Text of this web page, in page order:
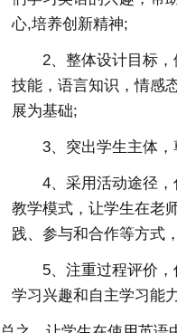
心,培养创新精神;
2、整体设计目标
技能，语言知识，情感
展为基础;
3、突出学生主体
4、采用活动途径
教学模式，让学生在老
践、参与和合作等方式
5、注重过程评价
学习兴趣和自主学习能